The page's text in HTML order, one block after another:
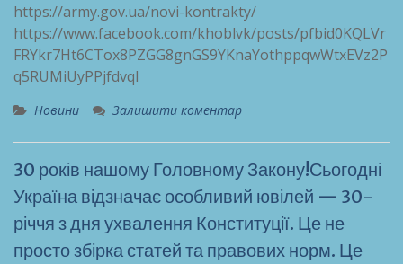
https://army.gov.ua/novi-kontrakty/
https://www.facebook.com/khoblvk/posts/pfbid0KQLVr
FRYkr7Ht6CTox8PZGG8gnGS9YKnaYothppqwWtxEVz2P
q5RUMiUyPPjfdvql
Новини Залишити коментар
30 років нашому Головному Закону!Сьогодні
Україна відзначає особливий ювілей — 30-
річчя з дня ухвалення Конституції. Це не
просто збірка статей та правових норм. Це